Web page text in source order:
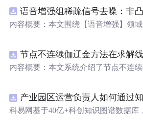
新领域的AI+数智化解决方案，推动科
智能化发展。
内容概要：本文围绕【语音增强】领
文章系统阐述了组稀疏信号模型的构
则项以更精确地逼近理想稀疏性，克服
实现，涵盖语音信号预处理、稀疏系数
关键环节，并配套提供可复现的代码资
进一步验证与拓展。该方法在保留数学
内容概要：本文系统介绍了节点不连
种高精度、高分辨率的数值离散化技
主导的偏微分方程求解，在处理间断解
科易网基于40亿+科创知识图谱数据库